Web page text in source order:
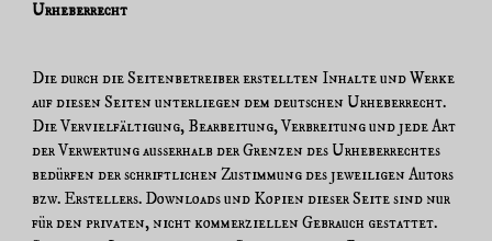
Urheberrecht
Die durch die Seitenbetreiber erstellten Inhalte und Werke
auf diesen Seiten unterliegen dem deutschen Urheberrecht.
Die Vervielfältigung, Bearbeitung, Verbreitung und jede Art
der Verwertung außerhalb der Grenzen des Urheberrechtes
bedürfen der schriftlichen Zustimmung des jeweiligen Autors
bzw. Erstellers. Downloads und Kopien dieser Seite sind nur
für den privaten, nicht kommerziellen Gebrauch gestattet.